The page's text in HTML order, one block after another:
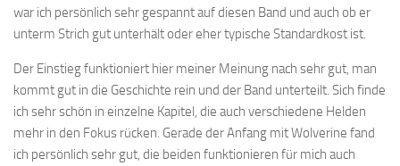
war ich persönlich sehr gespannt auf diesen Band und auch ob er
unterm Strich gut unterhält oder eher typische Standardkost ist.
Der Einstieg funktioniert hier meiner Meinung nach sehr gut, man
kommt gut in die Geschichte rein und der Band unterteilt. Sich finde
ich sehr schön in einzelne Kapitel, die auch verschiedene Helden
mehr in den Fokus rücken. Gerade der Anfang mit Wolverine fand
ich persönlich sehr gut, die beiden funktionieren für mich auch